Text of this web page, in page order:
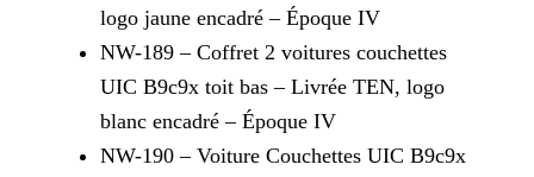
logo jaune encadré – Époque IV
NW-189 – Coffret 2 voitures couchettes
UIC B9c9x toit bas – Livrée TEN, logo
blanc encadré – Époque IV
NW-190 – Voiture Couchettes UIC B9c9x